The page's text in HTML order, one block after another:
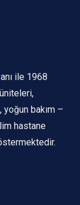
ile 1968
bakım –
hastane